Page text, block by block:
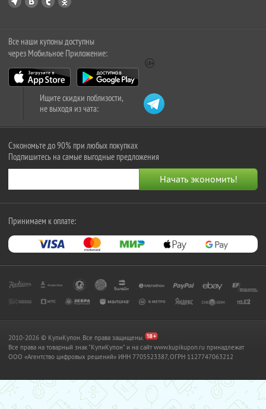
Все наши купоны доступны
через Мобильное Приложение:
Ищите скидки поблизости,
не выходя из чата:
Сэкономьте до 90% при любых покупках
Подпишитесь на самые выгодные предложения
Принимаем к оплате:
2010-2026 © КупиКупон. Все права защищены.
Все права на товарный знак "КупиКупон" и на сайт www.kupikupon.ru принадлежат
OOO «Агентство цифровых решений» ИНН 7705523387, ОГРН 1127747063212